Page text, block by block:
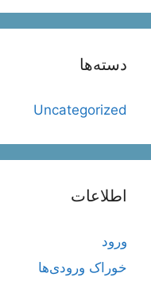
دسته‌ها
Uncategorized
اطلاعات
ورود
خوراک ورودی‌ها